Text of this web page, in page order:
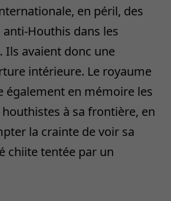
en péril, des
Houthis dans les
Ils avaient donc une
intérieure. Le royaume
également en mémoire les
à sa frontière, en
la crainte de voir sa
chiite tentée par un